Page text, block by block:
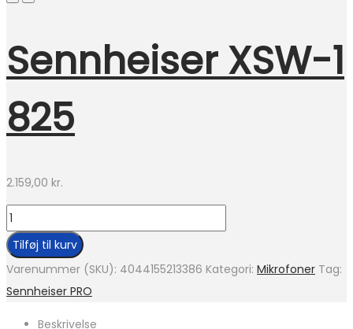
Sennheiser XSW-1
825
2.159,00 kr.
Sennheiser
XSW-
Tilføj til kurv
Varenummer (SKU): 4044155213386 Kategori: Mikrofoner Tag:
Sennheiser PRO
Beskrivelse